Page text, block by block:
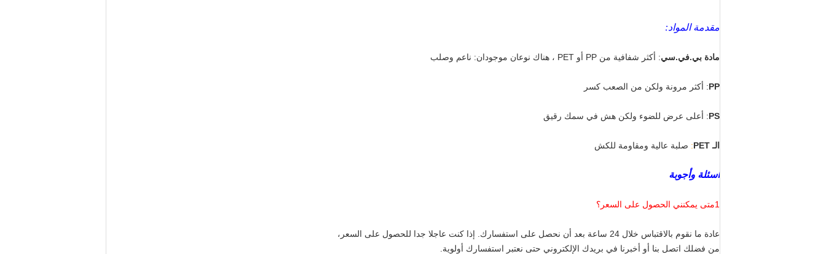
مقدمة المواد:
مادة بي.في.سي: أكثر شفافية من PP أو PET ، هناك نوعان موجودان: ناعم وصلب
PP: أكثر مرونة ولكن من الصعب كسر
PS: أعلى عرض للضوء ولكن هش في سمك رقيق
الـ PET : صلبة عالية ومقاومة للكش
أسئلة وأجوبة
1متى يمكنني الحصول على السعر؟
عادة ما نقوم بالاقتباس خلال 24 ساعة بعد أن نحصل على استفسارك. إذا كنت عاجلا جدا للحصول على السعر،
من فضلك اتصل بنا أو أخبرنا في بريدك الإلكتروني حتى نعتبر استفسارك أولوية.